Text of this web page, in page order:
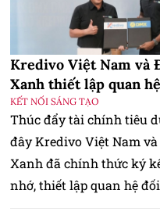
Kredivo Việt Nam và
Xanh thiết lập quan
KẾT NỐI SÁNG TẠO
Thúc đẩy tài chính tiêu
đây Kredivo Việt Nam
Xanh đã chính thức ký
nhớ, thiết lập quan hệ